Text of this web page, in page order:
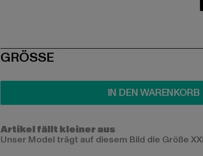
SIZE
GRÖSSE
IN DEN WARENKORB
Artikel fällt kleiner aus
Unser Model trägt auf diesem Bild die Größe